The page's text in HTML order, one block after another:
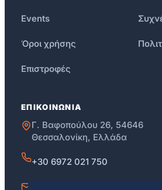
Events
Όροι χρήσης
Επιστροφές
ΕΠΙΚΟΙΝΩΝΙΑ
Γ. Βαφοπούλου 26, 54646
Θεσσαλονίκη, Ελλάδα
+30 6972 021 750